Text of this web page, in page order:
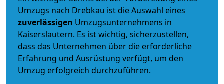
Umzugs nach Drebkau ist die Auswahl eines
zuverlässigen Umzugsunternehmens in
Kaiserslautern. Es ist wichtig, sicherzustellen,
dass das Unternehmen über die erforderliche
Erfahrung und Ausrüstung verfügt, um den
Umzug erfolgreich durchzuführen.